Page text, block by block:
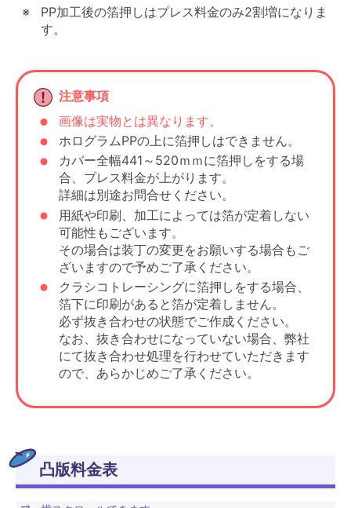
PP加工後の箔押しはプレス料金のみ2割増になりま
す。
注意事項
画像は実物とは異なります。
ホログラムPPの上に箔押しはできません。
カバー全幅441～520ｍｍに箔押しをする場
合、プレス料金が上がります。
詳細は別途お問合せください。
用紙や印刷、加工によっては箔が定着しない
可能性もございます。
その場合は装丁の変更をお願いする場合もご
ざいますので予めご了承ください。
クラシコトレーシングに箔押しをする場合、
箔下に印刷があると箔が定着しません。
必ず抜き合わせの状態でご作成ください。
なお、抜き合わせになっていない場合、弊社
にて抜き合わせ処理を行わせていただきます
ので、あらかじめご了承ください。
凸版料金表